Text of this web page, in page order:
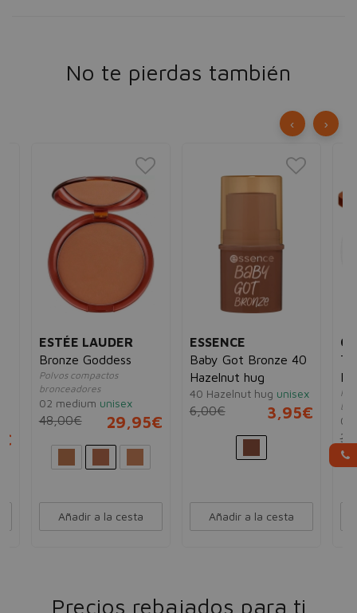
No te pierdas también
ESTÉE LAUDER
Bronze Goddess
Polvos compactos
bronceadores
02 medium unisex
48,00€ 29,95€
Añadir a la cesta
ESSENCE
Baby Got Bronze 40
Hazelnut hug
40 Hazelnut hug unisex
6,00€ 3,95€
Añadir a la cesta
03
‹ ›
Precios rebajados para ti